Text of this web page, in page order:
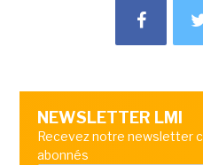
NEWSLETTER LMI
Recevez notre newsletter
abonnés